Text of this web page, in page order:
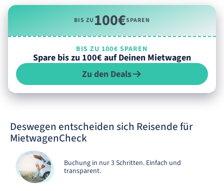
BIS ZU100€SPAREN
BIS ZU 100€ SPAREN
Spare bis zu 100€ auf Deinen Mietwagen
Zu den Deals
Deswegen entscheiden sich Reisende für
MietwagenCheck
Buchung in nur 3 Schritten. Einfach und
transparent.